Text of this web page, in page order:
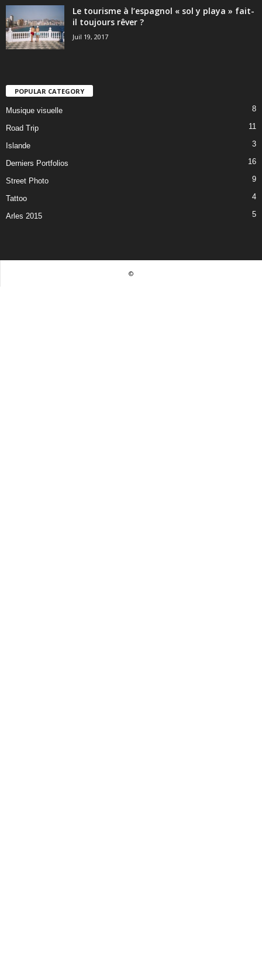
Le tourisme à l’espagnol « sol y playa » fait-
il toujours rêver ?
Juil 19, 2017
POPULAR CATEGORY
Musique visuelle 8
Road Trip 11
Islande 3
Derniers Portfolios 16
Street Photo 9
Tattoo 4
Arles 2015 5
©